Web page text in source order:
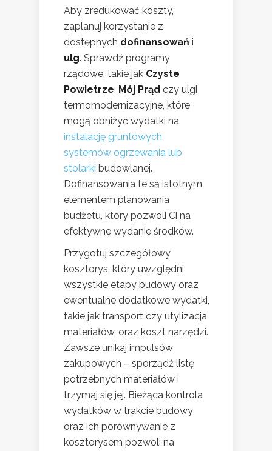
Aby zredukować koszty,
zaplanuj korzystanie z
dostępnych dofinansowań i
ulg. Sprawdź programy
rządowe, takie jak Czyste
Powietrze Mój Prąd czy ulgi
termomodernizacyjne, które
mogą obniżyć wydatki na
instalację gruntowych
systemów ogrzewania lub
stolarki budowlanej.
Dofinansowania te są istotnym
elementem planowania
budżetu, który pozwoli Ci na
efektywne wydanie środków.
Przygotuj szczegółowy
kosztorys, który uwzględni
wszystkie etapy budowy oraz
ewentualne dodatkowe wydatki,
takie jak transport czy utylizacja
materiałów, oraz koszt narzędzi.
Zawsze unikaj impulsów
zakupowych – sporządź listę
potrzebnych materiałów i
trzymaj się jej. Bieżąca kontrola
wydatków w trakcie budowy
oraz ich porównywanie z
kosztorysem pozwoli na